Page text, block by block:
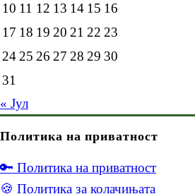
10 11 12 13 14 15 16
17 18 19 20 21 22 23
2425 26 27 28 29 30
31
« Јул
Политика на приватност
🔑 Политика на приватност
🍪 Политика за колачињата